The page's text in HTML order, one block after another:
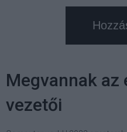
Megvannak
vezetői